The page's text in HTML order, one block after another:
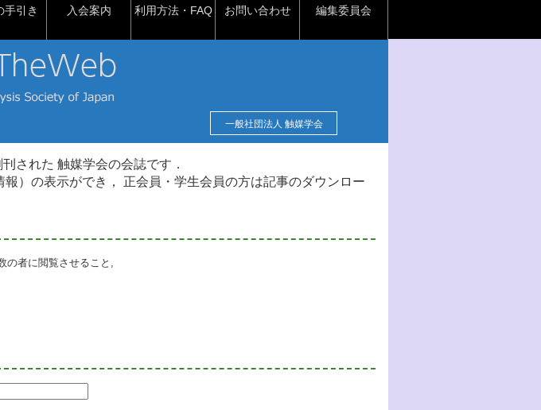
手引き 入会案内 利用方法・FAQ お問い合わせ 編集委員会
一般社団法人 触媒学会
された 触媒学会の会誌です．
）の表示ができ， 正会員・学生会員の方は記事のダウンロー
の者に閲覧させること,